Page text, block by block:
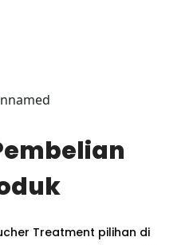
Treatment pilihan di